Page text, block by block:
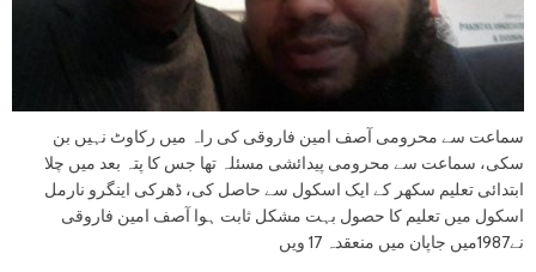
سماعت سے محرومی آصف امین فاروقی کی راہ میں رکاوٹ نہیں بن
سکی، سماعت سے محرومی پیدائشی مسئلہ تھا جس کا پتہ بعد میں چلا
ابتدائی تعلیم سکھر کے ایک اسکول سے حاصل کی، ڈھرکی اینگرو نارمل
اسکول میں تعلیم کا حصول بہت مشکل ثابت ہوا آصف امین فاروقی
نے1987میں جاپان میں منعقدہ 17 ویں